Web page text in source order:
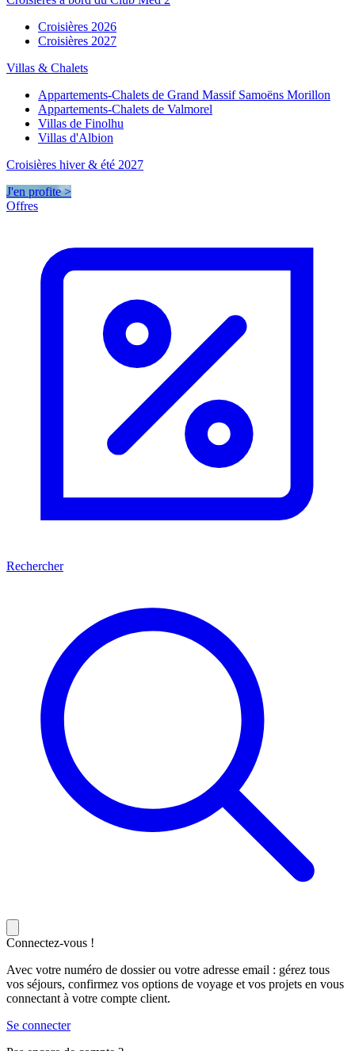
Croisières 2026
Croisières 2027
Villas & Chalets
Appartements-Chalets de Grand Massif Samoëns Morillon
Appartements-Chalets de Valmorel
Villas de Finolhu
Villas d'Albion
Croisières hiver & été 2027
J'en profite >
Offres
Rechercher
Connectez-vous !
Avec votre numéro de dossier ou votre adresse email : gérez tous
vos séjours, confirmez vos options de voyage et vos projets en vous
connectant à votre compte client.
Se connecter